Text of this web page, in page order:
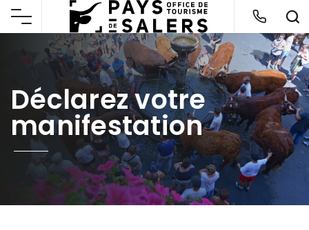
Déclarez votre
manifestation